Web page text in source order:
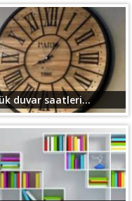
duvar saatleri...